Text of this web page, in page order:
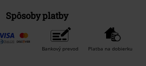
Spôsoby platby
Bankový prevod Platba na dobierku